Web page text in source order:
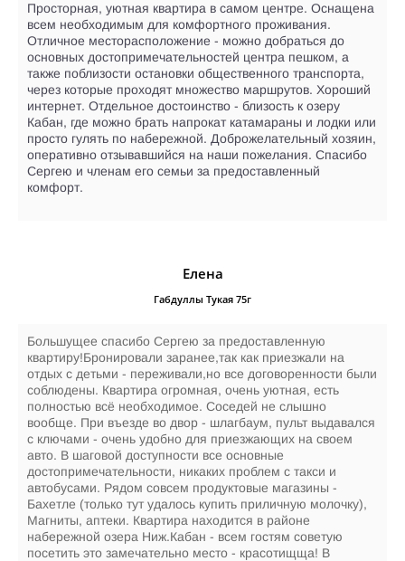
Просторная, уютная квартира в самом центре. Оснащена
всем необходимым для комфортного проживания.
Отличное месторасположение - можно добраться до
основных достопримечательностей центра пешком, а
также поблизости остановки общественного транспорта,
через которые проходят множество маршрутов. Хороший
интернет. Отдельное достоинство - близость к озеру
Кабан, где можно брать напрокат катамараны и лодки или
просто гулять по набережной. Доброжелательный хозяин,
оперативно отзывавшийся на наши пожелания. Спасибо
Сергею и членам его семьи за предоставленный
комфорт.
Елена
Габдуллы Тукая 75г
Большущее спасибо Сергею за предоставленную
квартиру!Бронировали заранее,так как приезжали на
отдых с детьми - переживали,но все договоренности были
соблюдены. Квартира огромная, очень уютная, есть
полностью всё необходимое. Соседей не слышно
вообще. При въезде во двор - шлагбаум, пульт выдавался
с ключами - очень удобно для приезжающих на своем
авто. В шаговой доступности все основные
достопримечательности, никаких проблем с такси и
автобусами. Рядом совсем продуктовые магазины -
Бахетле (только тут удалось купить приличную молочку),
Магниты, аптеки. Квартира находится в районе
набережной озера Ниж.Кабан - всем гостям советую
посетить это замечательно место - красотищща! В